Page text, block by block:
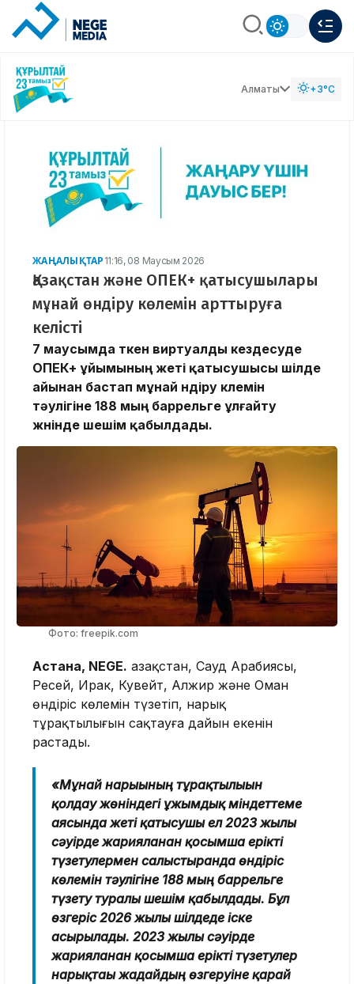
Алматы +3°C
ЖАҢАЛЫҚТАР 11:16, 08 Маусым 2026
Қазақстан және ОПЕК+ қатысушылары
мұнай өндіру көлемін арттыруға
келісті
7 маусымда өткен виртуалды кездесуде
ОПЕК+ ұйымының жеті қатысушысы шілде
айынан бастап мұнай өндіру көлемін
тәулігіне 188 мың баррельге ұлғайту
жөнінде шешім қабылдады.
Фото: freepik.com
Астана, NEGE. Қазақстан, Сауд Арабиясы,
Ресей, Ирак, Кувейт, Алжир және Оман
өндіріс көлемін түзетіп, нарық
тұрақтылығын сақтауға дайын екенін
растады.
«Мұнай нарығының тұрақтылығын
қолдау жөніндегі ұжымдық міндеттеме
аясында жеті қатысушы ел 2023 жылғы
сәуірде жарияланған қосымша ерікті
түзетулермен салыстырғанда өндіріс
көлемін тәулігіне 188 мың баррельге
түзету туралы шешім қабылдады. Бұл
өзгеріс 2026 жылғы шілдеде іске
асырылады. 2023 жылғы сәуірде
жарияланған қосымша ерікті түзетулер
нарықтағы жағдайдың өзгеруіне қарай